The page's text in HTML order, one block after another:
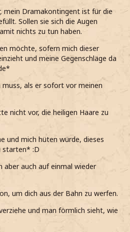
mein Dramakontingent ist für die
Sollen sie sich die Augen
nichts zu tun haben.
möchte, sofern mich dieser
und meine Gegenschläge da
als er sofort vor meinen
nicht vor, die heiligen Haare zu
und mich hüten würde, dieses
starten* :D
aber auch auf einmal wieder
um dich aus der Bahn zu werfen.
und man förmlich sieht, wie